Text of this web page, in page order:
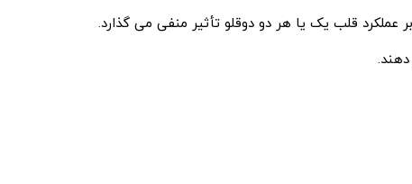
عملکرد قلب یک یا هر دو دوقلو تأثیر منفی می گذارد.